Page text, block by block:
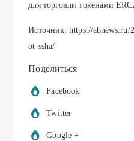
для торговли токенами
Источник: https://
ot-ssha/
Поделиться
Facebook
Twitter
Google +